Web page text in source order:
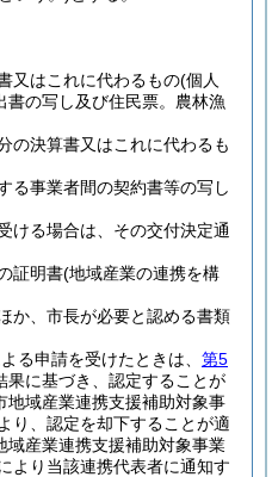
又はこれに代わるもの(個人
書の写し及び住民票。農林漁
の決算書又はこれに代わるも
る事業者間の契約書等の写し
ける場合は、その交付決定通
証明書(地域産業の連携を構
か、市長が必要と認める書類
る申請を受けたときは、 第5
果に基づき、認定することが
地域産業連携支援補助対象事
り、認定を却下することが適
域産業連携支援補助対象事業
より当該連携代表者に通知す